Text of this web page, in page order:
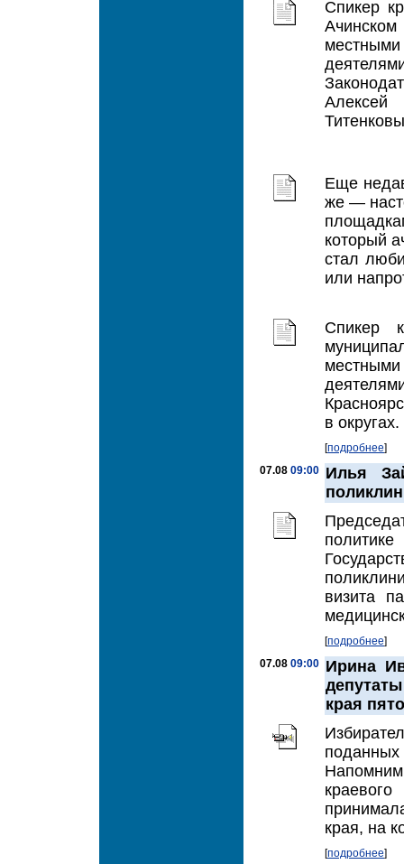
Спикер
Еще
же —
который
стал
или
Спикер
в
[подробнее]
07.08 09:00 Илья
визита
[подробнее]
07.08 09:00 Ирина
края
поданных
края, на
[подробнее]